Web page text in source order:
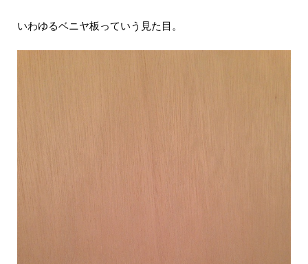
いわゆるベニヤ板っていう見た目。